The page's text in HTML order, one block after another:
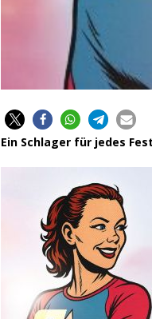
Ein Schlager für jedes